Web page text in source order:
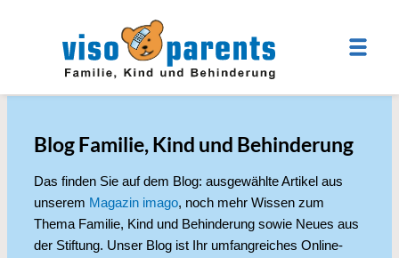
Blog Familie, Kind und Behinderung
Das finden Sie auf dem Blog: ausgewählte Artikel aus
unserem Magazin imago, noch mehr Wissen zum
Thema Familie, Kind und Behinderung sowie Neues aus
der Stiftung. Unser Blog ist Ihr umfangreiches Online-